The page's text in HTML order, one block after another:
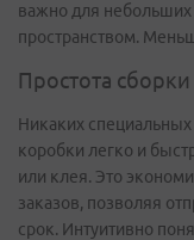
важно для небольших
пространством.
Простота сборки
Никаких
коробки легко и
или клея. Это
заказов, позволяя
срок. Интуитивно